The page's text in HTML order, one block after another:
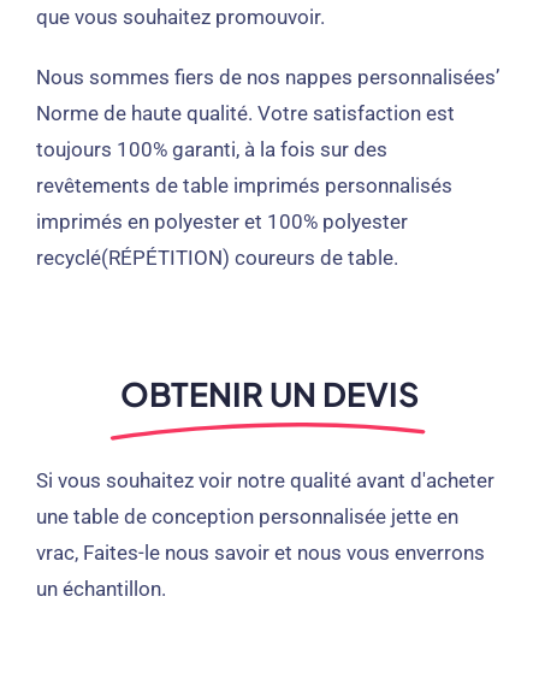
que vous souhaitez promouvoir.
Nous sommes fiers de nos nappes personnalisées’
Norme de haute qualité. Votre satisfaction est
toujours 100% garanti, à la fois sur des
revêtements de table imprimés personnalisés
imprimés en polyester et 100% polyester
recyclé(RÉPÉTITION) coureurs de table.
OBTENIR UN DEVIS
Si vous souhaitez voir notre qualité avant d'acheter
une table de conception personnalisée jette en
vrac, Faites-le nous savoir et nous vous enverrons
un échantillon.